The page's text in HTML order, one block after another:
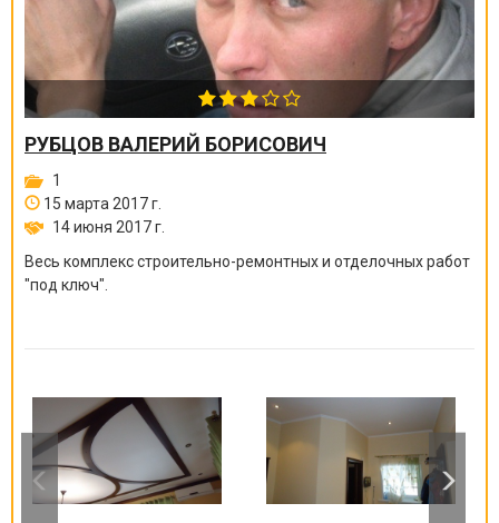
РУБЦОВ ВАЛЕРИЙ БОРИСОВИЧ
1
15 марта 2017 г.
14 июня 2017 г.
Весь комплекс строительно-ремонтных и отделочных работ
"под ключ".